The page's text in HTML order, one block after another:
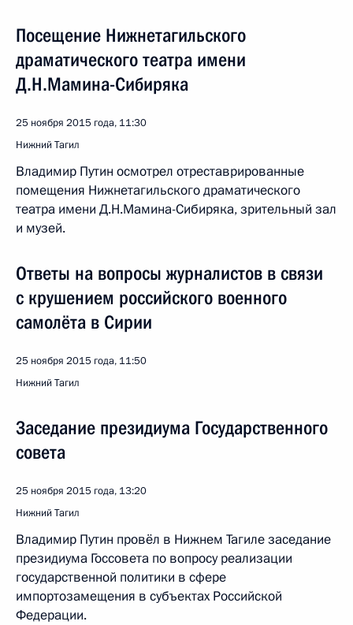
Посещение Нижнетагильского
драматического театра имени
Д.Н.Мамина-Сибиряка
25 ноября 2015 года, 11:30
Нижний Тагил
Владимир Путин осмотрел отреставрированные
помещения Нижнетагильского драматического
театра имени Д.Н.Мамина-Сибиряка, зрительный зал
и музей.
Ответы на вопросы журналистов в связи
с крушением российского военного
самолёта в Сирии
25 ноября 2015 года, 11:50
Нижний Тагил
Заседание президиума Государственного
совета
25 ноября 2015 года, 13:20
Нижний Тагил
Владимир Путин провёл в Нижнем Тагиле заседание
президиума Госсовета по вопросу реализации
государственной политики в сфере
импортозамещения в субъектах Российской
Федерации.